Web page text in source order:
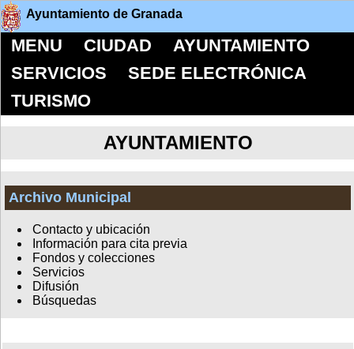
Ayuntamiento de Granada
MENU CIUDAD
AYUNTAMIENTO
SERVICIOS
SEDE ELECTRÓNICA
TURISMO
AYUNTAMIENTO
Archivo Municipal
Contacto y ubicación
Información para cita previa
Fondos y colecciones
Servicios
Difusión
Búsquedas